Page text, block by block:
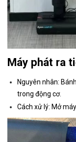
Máy phát ra
Nguyên nhân:
trong động cơ.
Cách xử lý: Mở